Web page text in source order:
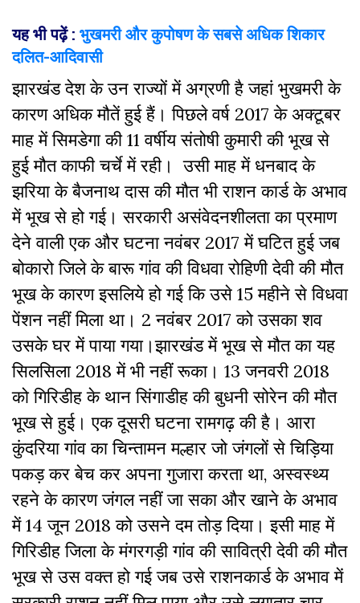
यह भी पढ़ें : भुखमरी और कुपोषण के सबसे अधिक शिकार
दलित-आदिवासी
झारखंड देश के उन राज्यों में अग्रणी है जहां भुखमरी के
कारण अधिक मौतें हुई हैं। पिछले वर्ष 2017 के अक्टूबर
माह में सिमडेगा की 11 वर्षीय संतोषी कुमारी की भूख से
हुई मौत काफी चर्चे में रही। उसी माह में धनबाद के
झरिया के बैजनाथ दास की मौत भी राशन कार्ड के अभाव
में भूख से हो गई। सरकारी असंवेदनशीलता का प्रमाण
देने वाली एक और घटना नवंबर 2017 में घटित हुई जब
बोकारो जिले के बारू गांव की विधवा रोहिणी देवी की मौत
भूख के कारण इसलिये हो गई कि उसे 15 महीने से विधवा
पेंशन नहीं मिला था। 2 नवंबर 2017 को उसका शव
उसके घर में पाया गया।झारखंड में भूख से मौत का यह
सिलसिला 2018 में भी नहीं रूका। 13 जनवरी 2018
को गिरिडीह के थान सिंगाडीह की बुधनी सोरेन की मौत
भूख से हुई। एक दूसरी घटना रामगढ़ की है। आरा
कुंदरिया गांव का चिन्तामन मल्हार जो जंगलों से चिड़िया
पकड़ कर बेच कर अपना गुजारा करता था, अस्वस्थ्य
रहने के कारण जंगल नहीं जा सका और खाने के अभाव
में 14 जून 2018 को उसने दम तोड़ दिया। इसी माह में
गिरिडीह जिला के मंगरगड़ी गांव की सावित्री देवी की मौत
भूख से उस वक्त हो गई जब उसे राशनकार्ड के अभाव में